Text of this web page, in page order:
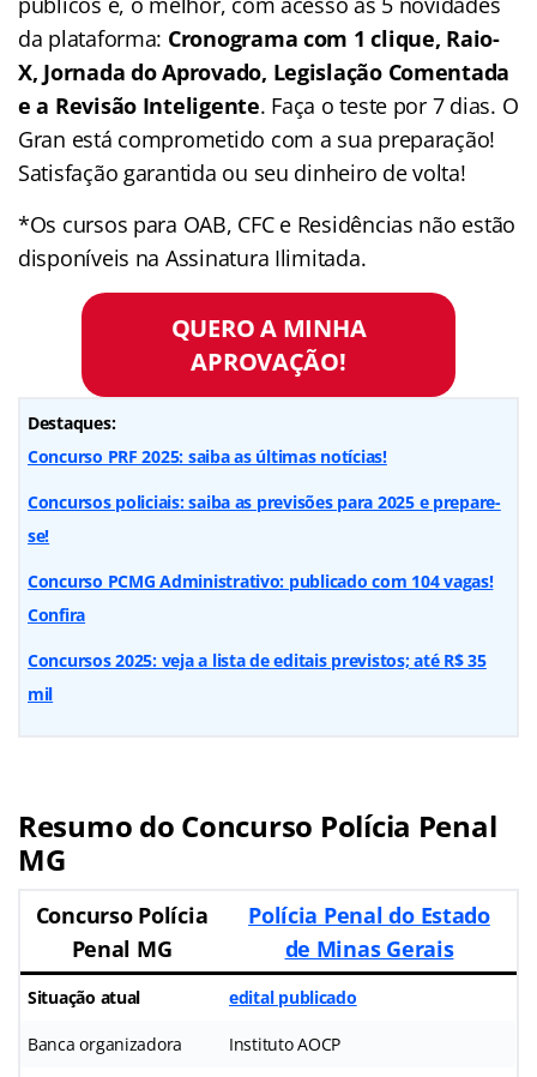
da plataforma: Cronograma com 1 clique, Raio-
X, Jornada do Aprovado, Legislação Comentada
e a Revisão Inteligente. Faça o teste por 7 dias. O
Gran está comprometido com a sua preparação!
Satisfação garantida ou seu dinheiro de volta!
*Os cursos para OAB, CFC e Residências não estão
disponíveis na Assinatura Ilimitada.
QUERO A MINHA
APROVAÇÃO!
Destaques:
Concurso PRF 2025: saiba as últimas notícias!
Concursos policiais: saiba as previsões para 2025 e prepare-
se!
Concurso PCMG Administrativo: publicado com 104 vagas!
Confira
Concursos 2025: veja a lista de editais previstos; até R$ 35
mil
Resumo do Concurso Polícia Penal
MG
Concurso Polícia
Penal MG
Polícia Penal do Estado
de Minas Gerais
Situação atual edital publicado
Banca organizadora Instituto AOCP